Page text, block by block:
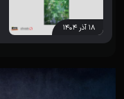
۱۸ آذر ۱۴۰۴